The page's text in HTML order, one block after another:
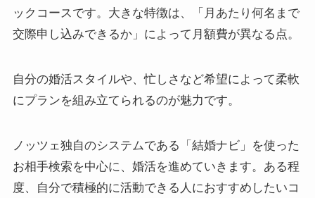
ックコースです。大きな特徴は、「月あたり何名まで
交際申し込みできるか」によって月額費が異なる点。
自分の婚活スタイルや、忙しさなど希望によって柔軟
にプランを組み立てられるのが魅力です。
ノッツェ独自のシステムである「結婚ナビ」を使った
お相手検索を中心に、婚活を進めていきます。ある程
度、自分で積極的に活動できる人におすすめしたいコ